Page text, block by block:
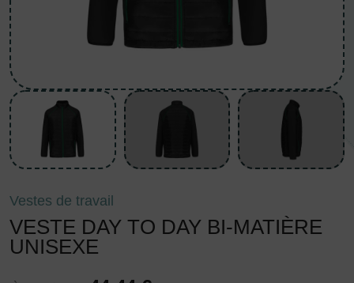
Vestes de travail
VESTE DAY TO DAY BI-MATIÈRE
UNISEXE